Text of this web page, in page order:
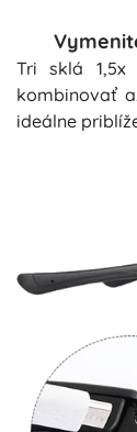
Tri sklá
kombinovať
ideálne